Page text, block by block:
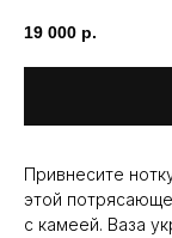
19 000 р.
Привнесите
этой
с камеей. Ваза